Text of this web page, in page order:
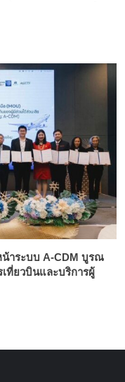
น้าระบบ A-CDM บูรณ
ที่ยวบินและบริการผู้